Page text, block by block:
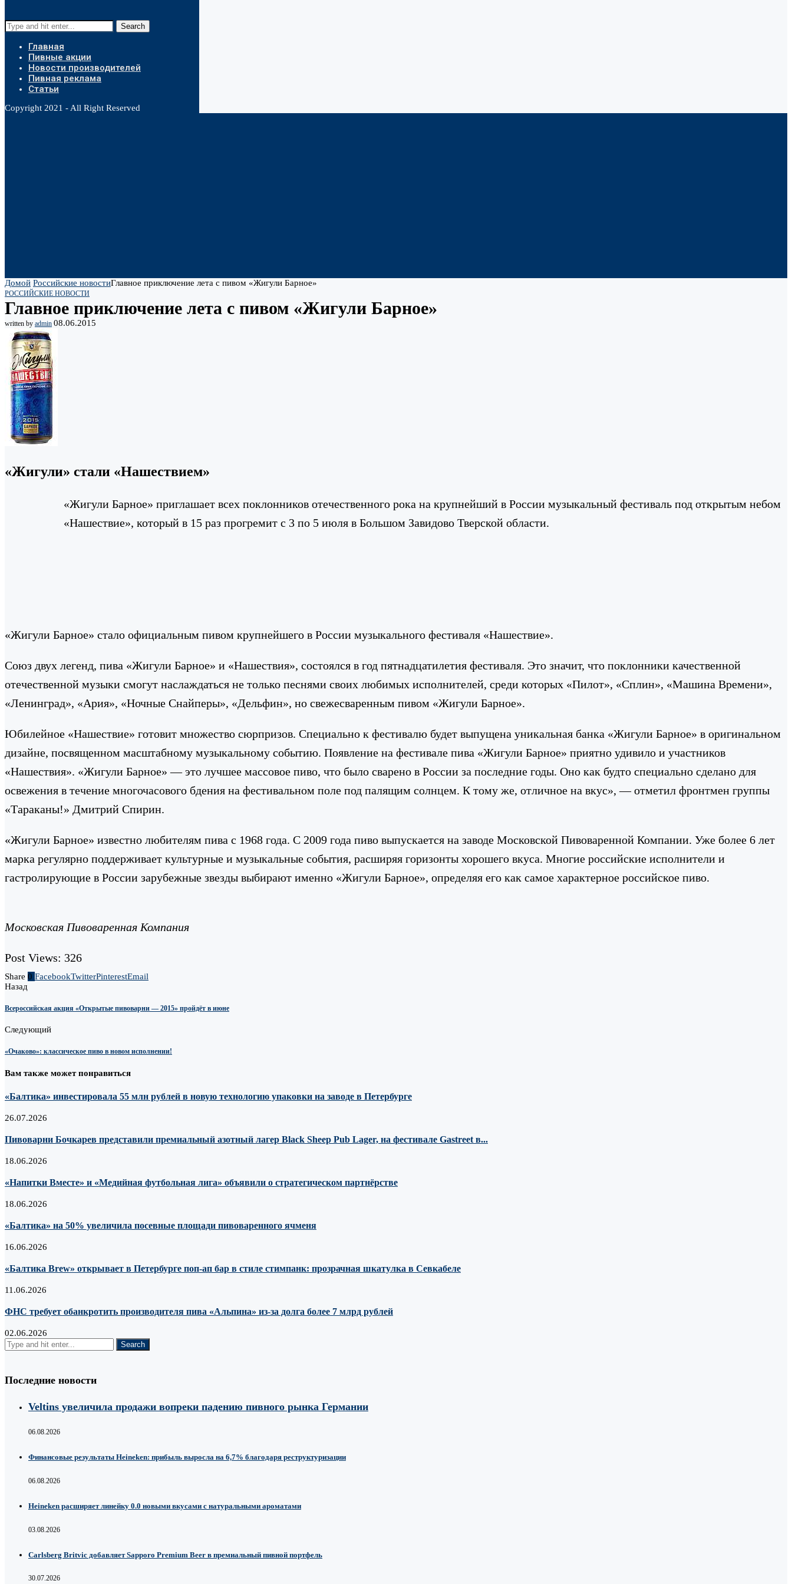
Search
Главная
Пивные акции
Новости производителей
Пивная реклама
Статьи
Copyright 2021 - All Right Reserved
Домой Российские новостиГлавное приключение лета с пивом «Жигули Барное»
РОССИЙСКИЕ НОВОСТИ
Главное приключение лета с пивом «Жигули Барное»
written by admin 08.06.2015
«Жигули» стали «Нашествием»
«Жигули Барное» приглашает всех поклонников отечественного рока на крупнейший в России музыкальный фестиваль под открытым небом
«Нашествие», который в 15 раз прогремит с 3 по 5 июля в Большом Завидово Тверской области.
«Жигули Барное» стало официальным пивом крупнейшего в России музыкального фестиваля «Нашествие».
Союз двух легенд, пива «Жигули Барное» и «Нашествия», состоялся в год пятнадцатилетия фестиваля. Это значит, что поклонники качественной
отечественной музыки смогут наслаждаться не только песнями своих любимых исполнителей, среди которых «Пилот», «Сплин», «Машина Времени»,
«Ленинград», «Ария», «Ночные Снайперы», «Дельфин», но свежесваренным пивом «Жигули Барное».
Юбилейное «Нашествие» готовит множество сюрпризов. Специально к фестивалю будет выпущена уникальная банка «Жигули Барное» в оригинальном
дизайне, посвященном масштабному музыкальному событию. Появление на фестивале пива «Жигули Барное» приятно удивило и участников
«Нашествия». «Жигули Барное» — это лучшее массовое пиво, что было сварено в России за последние годы. Оно как будто специально сделано для
освежения в течение многочасового бдения на фестивальном поле под палящим солнцем. К тому же, отличное на вкус», — отметил фронтмен группы
«Тараканы!» Дмитрий Спирин.
«Жигули Барное» известно любителям пива с 1968 года. С 2009 года пиво выпускается на заводе Московской Пивоваренной Компании. Уже более 6 лет
марка регулярно поддерживает культурные и музыкальные события, расширяя горизонты хорошего вкуса. Многие российские исполнители и
гастролирующие в России зарубежные звезды выбирают именно «Жигули Барное», определяя его как самое характерное российское пиво.
Московская Пивоваренная Компания
Post Views: 326
Share 0 FacebookTwitterPinterestEmail
Назад
Всероссийская акция «Открытые пивоварни — 2015» пройдёт в июне
Следующий
«Очаково»: классическое пиво в новом исполнении!
Вам также может понравиться
«Балтика» инвестировала 55 млн рублей в новую технологию упаковки на заводе в Петербурге
26.07.2026
Пивоварни Бочкарев представили премиальный азотный лагер Black Sheep Pub Lager, на фестивале Gastreet в...
18.06.2026
«Напитки Вместе» и «Медийная футбольная лига» объявили о стратегическом партнёрстве
18.06.2026
«Балтика» на 50% увеличила посевные площади пивоваренного ячменя
16.06.2026
«Балтика Brew» открывает в Петербурге поп-ап бар в стиле стимпанк: прозрачная шкатулка в Севкабеле
11.06.2026
ФНС требует обанкротить производителя пива «Альпина» из-за долга более 7 млрд рублей
02.06.2026
Последние новости
Veltins увеличила продажи вопреки падению пивного рынка Германии
06.08.2026
Финансовые результаты Heineken: прибыль выросла на 6,7% благодаря реструктуризации
06.08.2026
Heineken расширяет линейку 0.0 новыми вкусами с натуральными ароматами
03.08.2026
Carlsberg Britvic добавляет Sapporo Premium Beer в премиальный пивной портфель
30.07.2026